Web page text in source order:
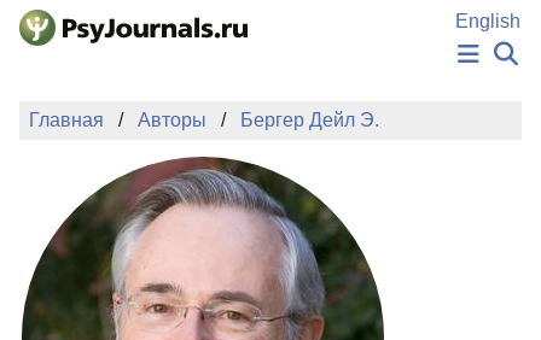
Перейти к основному содержанию
English
НОВОСТИ
АВТОРЫ
ПОДАТЬ РУКОПИСЬ
БАЗА ЗНАНИЙ
КЛЮЧЕВЫЕ СЛОВА
Регистрация
Главная Авторы Бергер Дейл Э.